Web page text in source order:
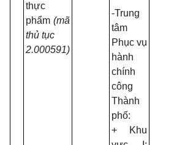
thực
phẩm (mã
thủ tục
2.000591)
-Trung
tâm
Phục vụ
hành
chính
công
Thành
phố:
+ Khu